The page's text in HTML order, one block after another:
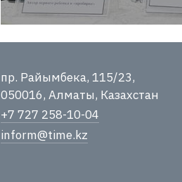
пр. Райымбека, 115/23,
050016, Алматы, Казахстан
+7 727 258-10-04
inform@time.kz